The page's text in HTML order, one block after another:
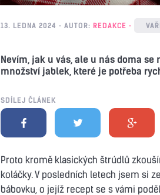
13. LEDNA 2024 AUTOR: REDAKCE
Nevím, jak u vás, ale u nás doma
množství jablek, které je potřeba
SDÍLEJ ČLÁNEK
Proto kromě klasických štrúdlů
koláčky. V posledních letech jsem si
bábovku, o jejíž recept se s vámi